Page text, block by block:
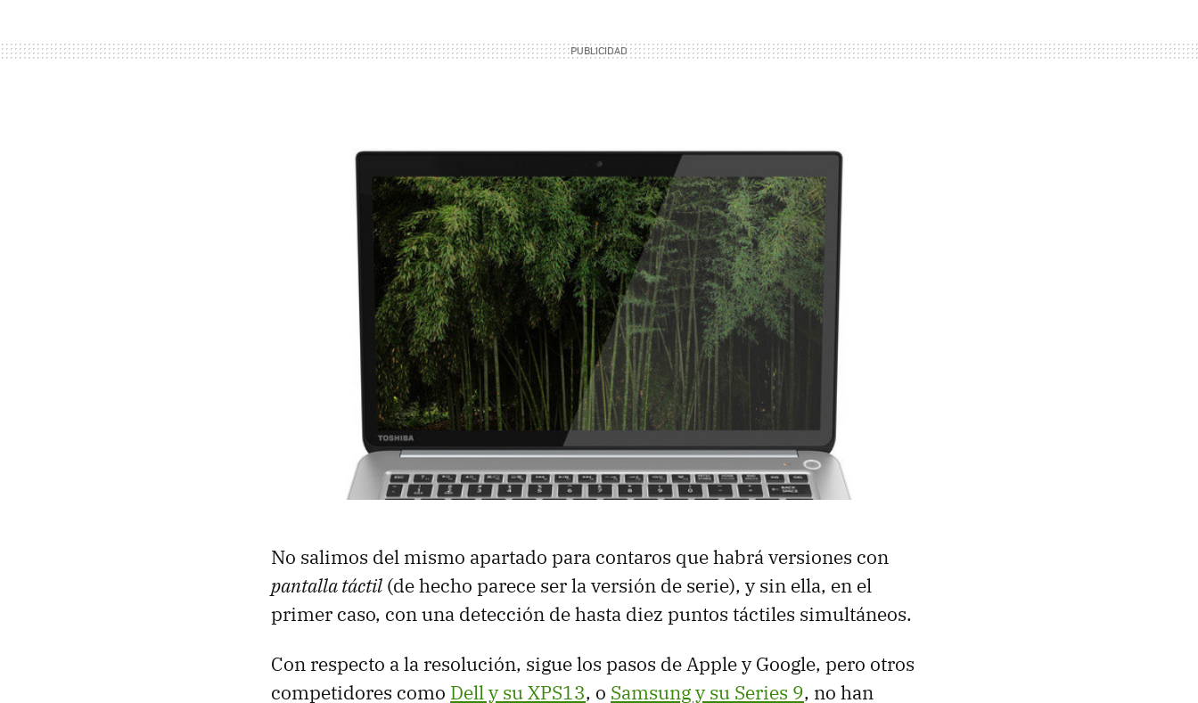
No salimos del mismo apartado para contaros que habrá versiones con
pantalla táctil (de hecho parece ser la versión de serie), y sin ella, en el
primer caso, con una detección de hasta diez puntos táctiles simultáneos.
Con respecto a la resolución, sigue los pasos de Apple y Google, pero otros
competidores como Dell y su XPS13, o Samsung y su Series 9, no han